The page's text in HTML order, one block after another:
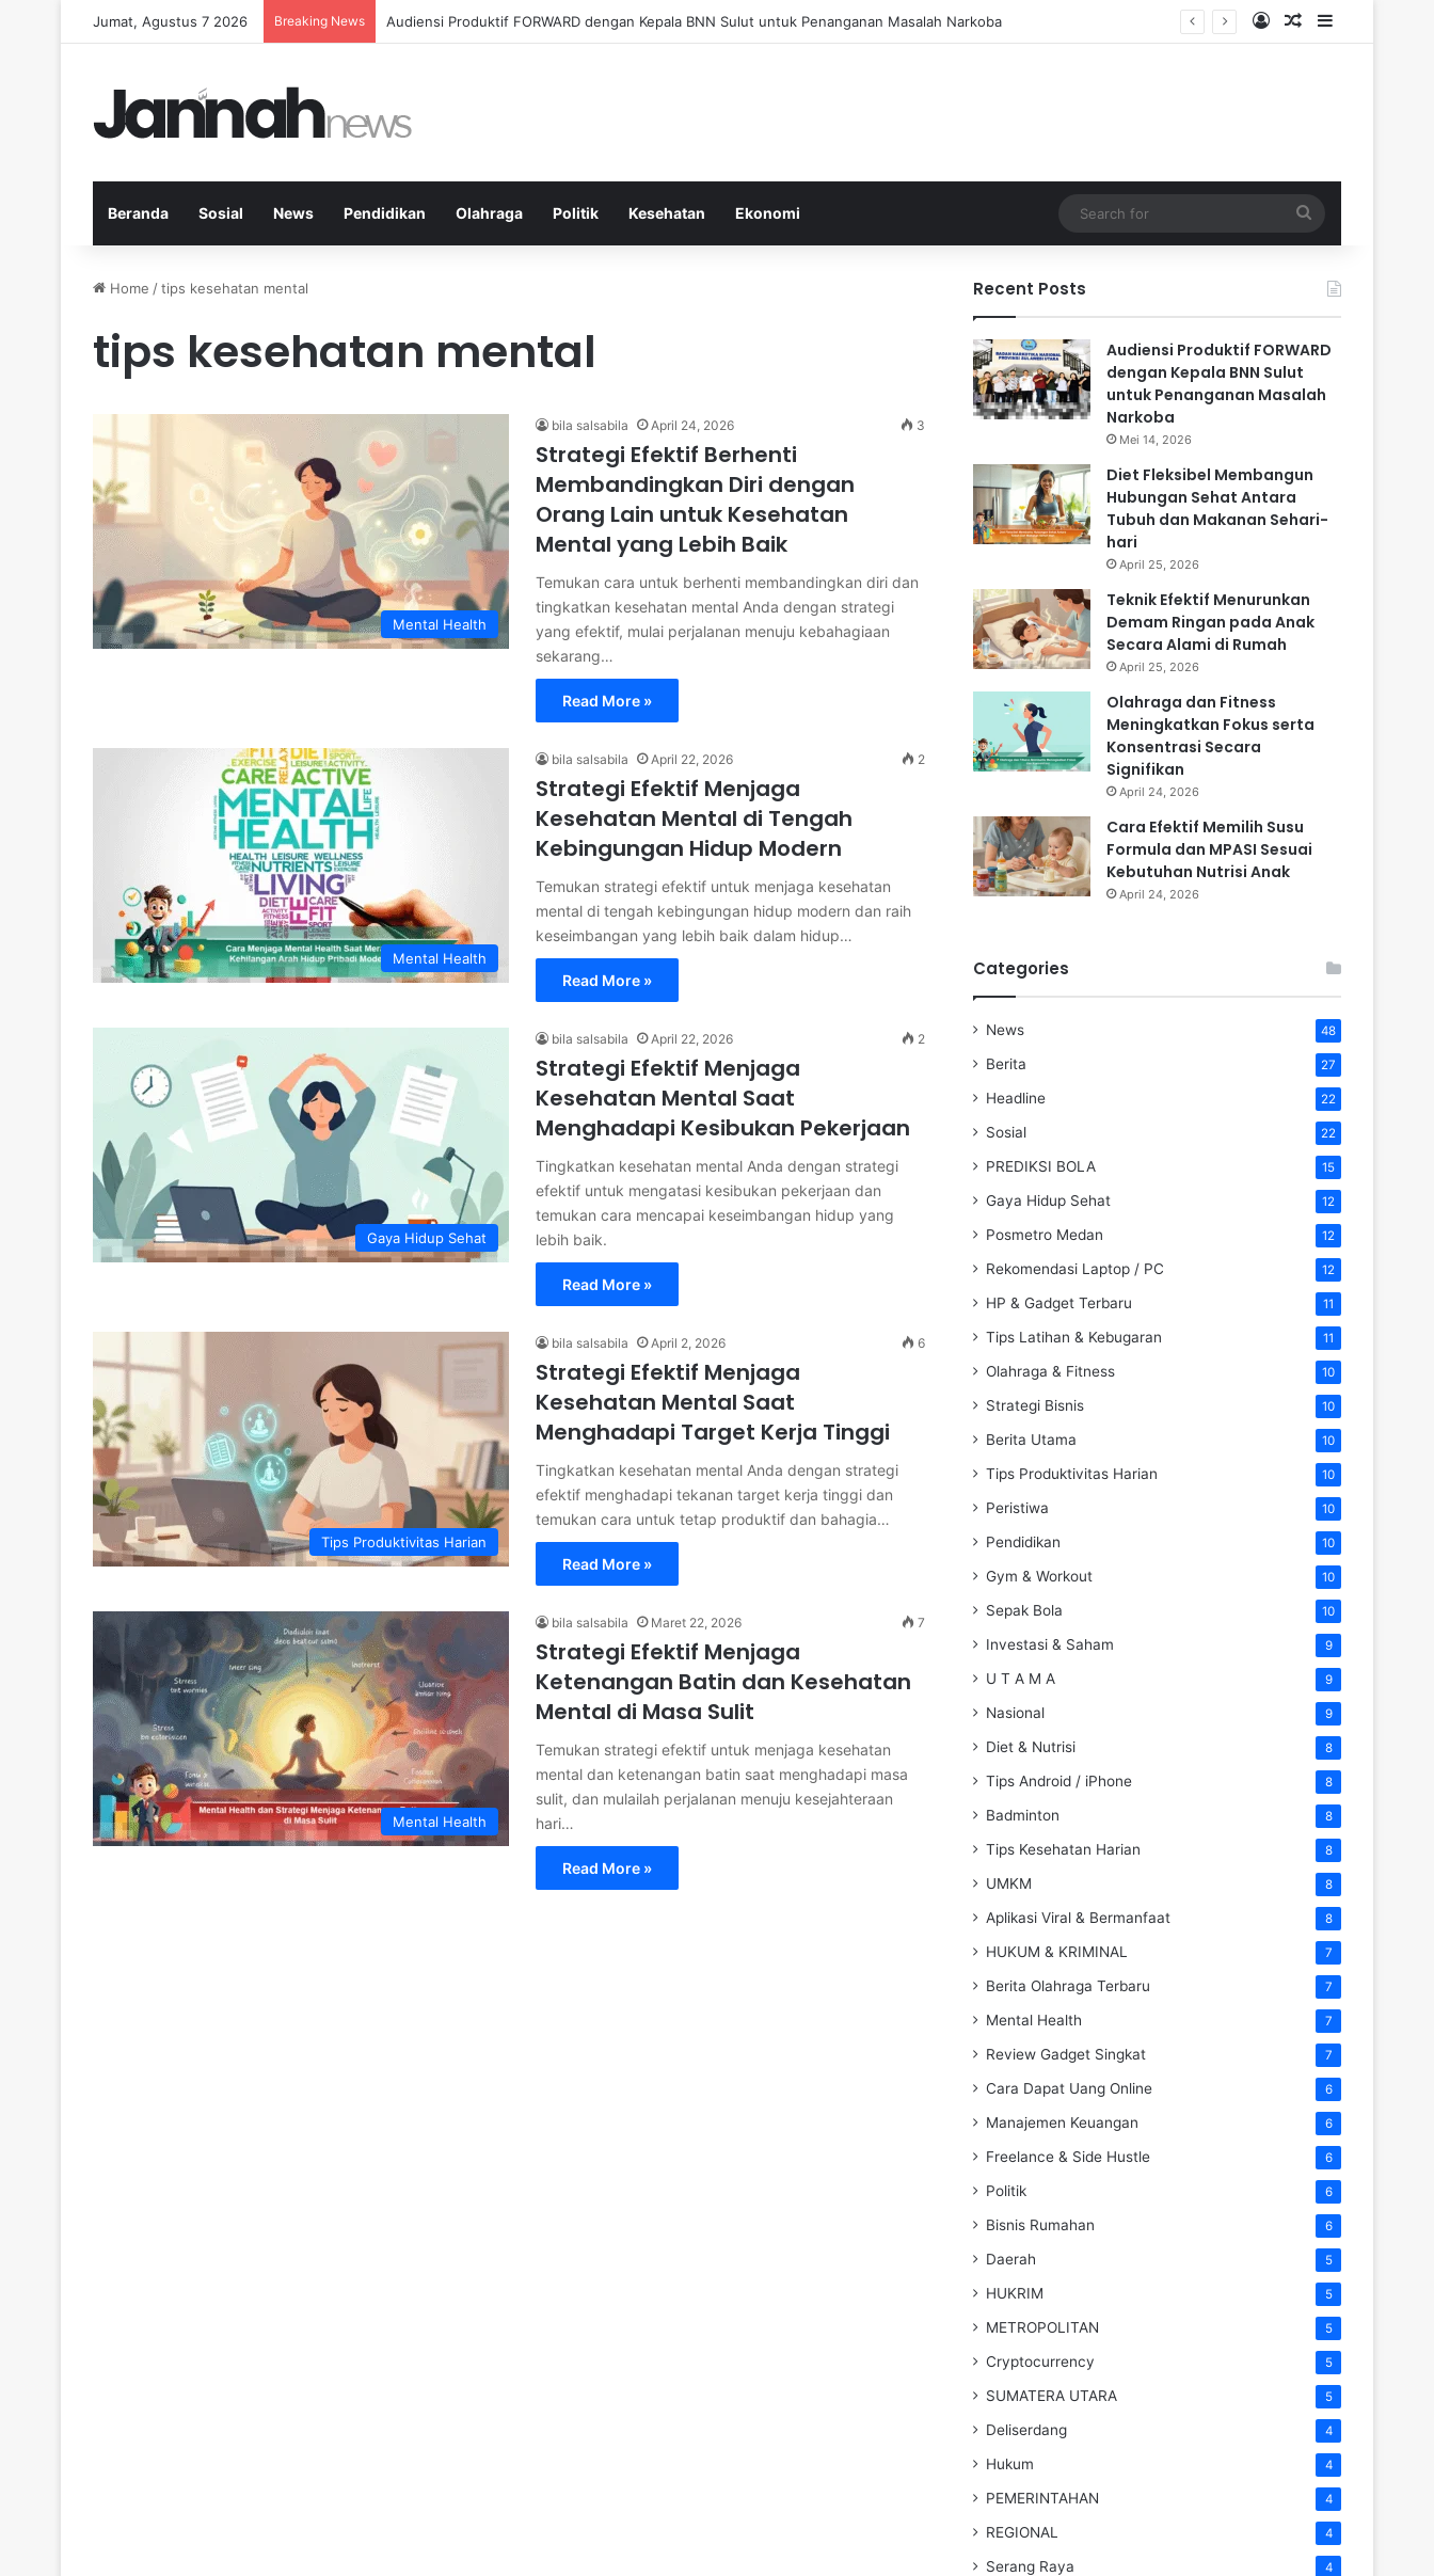
Jumat, Agustus 7 2026 Breaking News Diet Fleksibel Membangun Hubungan Sehat Antara Tubuh dan Makanan Sehari-hari Log InRandom Article
Sidebar
Beranda Sosial News Pendidikan Olahraga Politik Kesehatan Ekonomi
for
Home /tips kesehatan mental
tips kesehatan mental
Mental Health
bila salsabila April 24, 2026 3
Strategi Efektif Berhenti
Membandingkan Diri dengan
Orang Lain untuk Kesehatan
Mental yang Lebih Baik
Temukan cara untuk berhenti membandingkan diri dan
tingkatkan kesehatan mental Anda dengan strategi
yang efektif, mulai perjalanan menuju kebahagiaan
sekarang…
Read More »
Mental Health
bila salsabila April 22, 2026 2
Strategi Efektif Menjaga
Kesehatan Mental di Tengah
Kebingungan Hidup Modern
Temukan strategi efektif untuk menjaga kesehatan
mental di tengah kebingungan hidup modern dan raih
keseimbangan yang lebih baik dalam hidup…
Read More »
Gaya Hidup Sehat
bila salsabila April 22, 2026 2
Strategi Efektif Menjaga
Kesehatan Mental Saat
Menghadapi Kesibukan Pekerjaan
Tingkatkan kesehatan mental Anda dengan strategi
efektif untuk mengatasi kesibukan pekerjaan dan
temukan cara mencapai keseimbangan hidup yang
lebih baik.
Read More »
Tips Produktivitas Harian
bila salsabila April 2, 2026 6
Strategi Efektif Menjaga
Kesehatan Mental Saat
Menghadapi Target Kerja Tinggi
Tingkatkan kesehatan mental Anda dengan strategi
efektif menghadapi tekanan target kerja tinggi dan
temukan cara untuk tetap produktif dan bahagia…
Read More »
Mental Health
bila salsabila Maret 22, 2026 7
Strategi Efektif Menjaga
Ketenangan Batin dan Kesehatan
Mental di Masa Sulit
Temukan strategi efektif untuk menjaga kesehatan
mental dan ketenangan batin saat menghadapi masa
sulit, dan mulailah perjalanan menuju kesejahteraan
hari…
Read More »
Recent Posts
Audiensi Produktif FORWARD
dengan Kepala BNN Sulut
untuk Penanganan Masalah
Narkoba
Mei 14, 2026
Diet Fleksibel Membangun
Hubungan Sehat Antara
Tubuh dan Makanan Sehari-
hari
April 25, 2026
Teknik Efektif Menurunkan
Demam Ringan pada Anak
Secara Alami di Rumah
April 25, 2026
Olahraga dan Fitness
Meningkatkan Fokus serta
Konsentrasi Secara
Signifikan
April 24, 2026
Cara Efektif Memilih Susu
Formula dan MPASI Sesuai
Kebutuhan Nutrisi Anak
April 24, 2026
Categories
News 48
Berita 27
Headline 22
Sosial 22
PREDIKSI BOLA 15
Gaya Hidup Sehat 12
Posmetro Medan 12
Rekomendasi Laptop / PC 12
HP & Gadget Terbaru 11
Tips Latihan & Kebugaran 11
Olahraga & Fitness 10
Strategi Bisnis 10
Berita Utama 10
Tips Produktivitas Harian 10
Peristiwa 10
Pendidikan 10
Gym & Workout 10
Sepak Bola 10
Investasi & Saham 9
U T A M A 9
Nasional 9
Diet & Nutrisi 8
Tips Android / iPhone 8
Badminton 8
Tips Kesehatan Harian 8
UMKM 8
Aplikasi Viral & Bermanfaat 8
HUKUM & KRIMINAL 7
Berita Olahraga Terbaru 7
Mental Health 7
Review Gadget Singkat 7
Cara Dapat Uang Online 6
Manajemen Keuangan 6
Freelance & Side Hustle 6
Politik 6
Bisnis Rumahan 6
Daerah 5
HUKRIM 5
METROPOLITAN 5
Cryptocurrency 5
SUMATERA UTARA 5
Deliserdang 4
Hukum 4
PEMERINTAHAN 4
REGIONAL 4
Serang Raya 4